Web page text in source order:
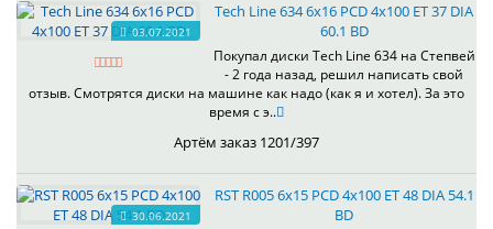
03.07.2021
Tech Line 634 6x16 PCD 4x100 ET 37 DIA
60.1 BD
Покупал диски Tech Line 634 на Степвей
- 2 года назад, решил написать свой
отзыв. Смотрятся диски на машине как надо (как я и хотел). За это
время с э..
Артём заказ 1201/397
30.06.2021
RST R005 6x15 PCD 4x100 ET 48 DIA 54.1
BD